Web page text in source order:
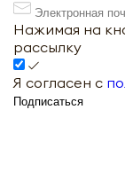
Нажимая на
рассылку
Я согласен с
Подписаться